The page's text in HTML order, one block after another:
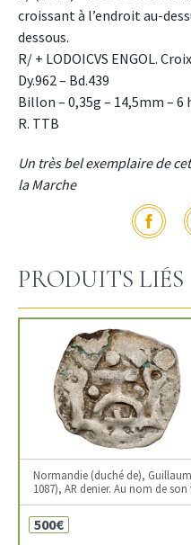
croissant à l’endroit au-
dessous.
R/ + LODOICVS ENGOL.
Dy.962 – Bd.439
Billon – 0,35g – 14,5mm – 6
R. TTB
Un très bel exemplaire de
la Marche
PRODUITS LIÉS
Normandie (duché de),
1087), AR denier. Au nom de
500€